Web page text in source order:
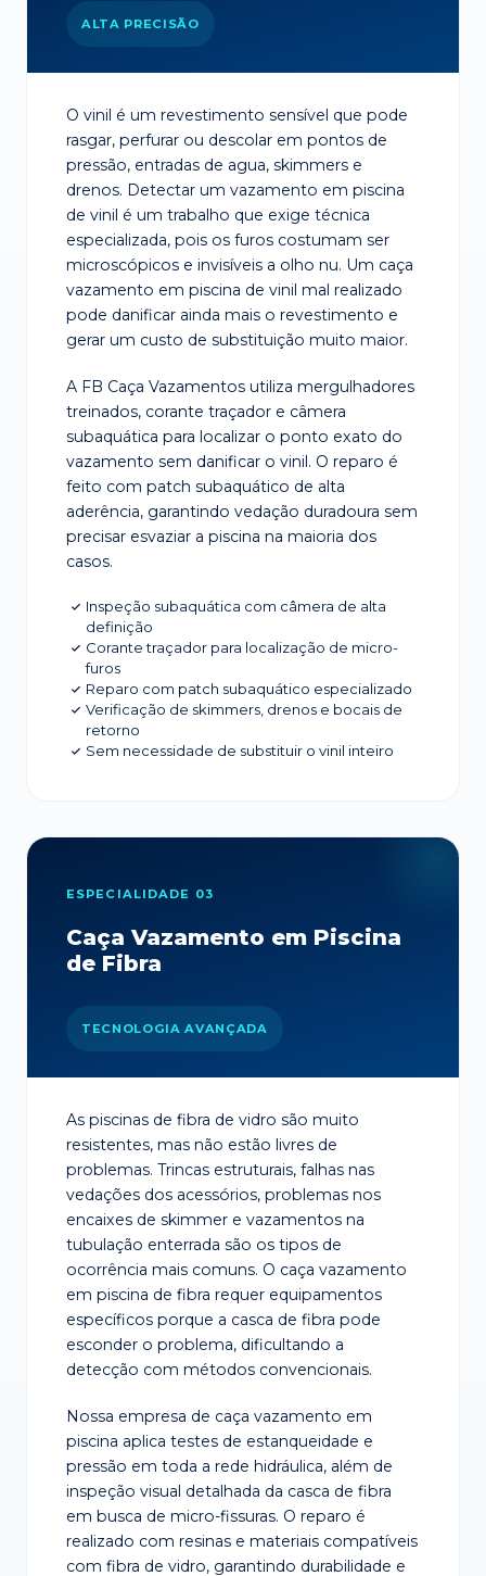
ALTA PRECISÃO
O vinil é um revestimento sensível que pode
rasgar, perfurar ou descolar em pontos de
pressão, entradas de agua, skimmers e
drenos. Detectar um vazamento em piscina
de vinil é um trabalho que exige técnica
especializada, pois os furos costumam ser
microscópicos e invisíveis a olho nu. Um caça
vazamento em piscina de vinil mal realizado
pode danificar ainda mais o revestimento e
gerar um custo de substituição muito maior.
A FB Caça Vazamentos utiliza mergulhadores
treinados, corante traçador e câmera
subaquática para localizar o ponto exato do
vazamento sem danificar o vinil. O reparo é
feito com patch subaquático de alta
aderência, garantindo vedação duradoura sem
precisar esvaziar a piscina na maioria dos
casos.
Inspeção subaquática com câmera de alta
definição
Corante traçador para localização de micro-
furos
Reparo com patch subaquático especializado
Verificação de skimmers, drenos e bocais de
retorno
Sem necessidade de substituir o vinil inteiro
ESPECIALIDADE 03
Caça Vazamento em Piscina
de Fibra
TECNOLOGIA AVANÇADA
As piscinas de fibra de vidro são muito
resistentes, mas não estão livres de
problemas. Trincas estruturais, falhas nas
vedações dos acessórios, problemas nos
encaixes de skimmer e vazamentos na
tubulação enterrada são os tipos de
ocorrência mais comuns. O caça vazamento
em piscina de fibra requer equipamentos
específicos porque a casca de fibra pode
esconder o problema, dificultando a
detecção com métodos convencionais.
Nossa empresa de caça vazamento em
piscina aplica testes de estanqueidade e
pressão em toda a rede hidráulica, além de
inspeção visual detalhada da casca de fibra
em busca de micro-fissuras. O reparo é
realizado com resinas e materiais compatíveis
com fibra de vidro, garantindo durabilidade e